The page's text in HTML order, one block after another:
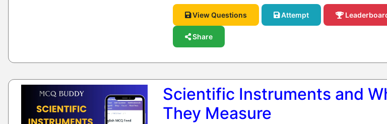
View Questions Attempt
Share
Scientific Instruments and
They Measure